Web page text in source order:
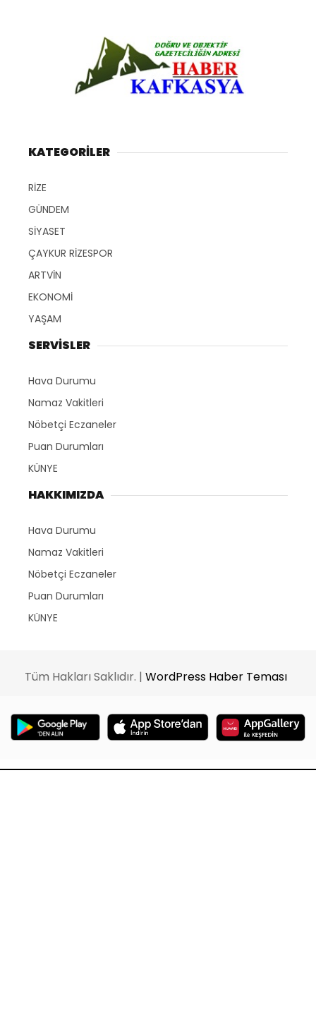
KATEGORİLER
RİZE
GÜNDEM
SİYASET
ÇAYKUR RİZESPOR
ARTVİN
EKONOMİ
YAŞAM
SERVİSLER
Hava Durumu
Namaz Vakitleri
Nöbetçi Eczaneler
Puan Durumları
KÜNYE
HAKKIMIZDA
Hava Durumu
Namaz Vakitleri
Nöbetçi Eczaneler
Puan Durumları
KÜNYE
Tüm Hakları Saklıdır. | WordPress Haber Teması